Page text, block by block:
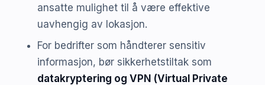
ansatte mulighet til å være effektive
uavhengig av lokasjon.
For bedrifter som håndterer sensitiv
informasjon, bør sikkerhetstiltak som
datakryptering og VPN (Virtual Private